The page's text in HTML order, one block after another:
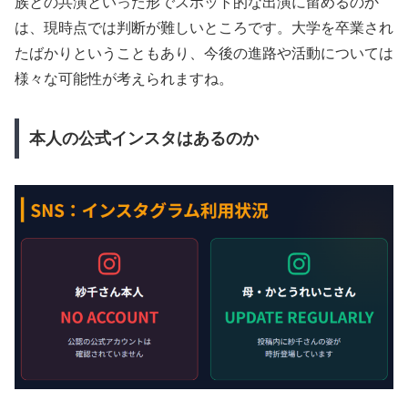
は、現時点では判断が難しいところです。大学を卒業され
たばかりということもあり、今後の進路や活動については
様々な可能性が考えられますね。
本人の公式インスタはあるのか